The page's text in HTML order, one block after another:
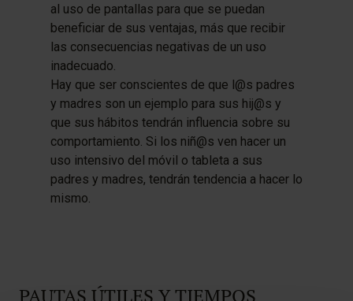
al uso de pantallas para que se puedan
beneficiar de sus ventajas, más que recibir
las consecuencias negativas de un uso
inadecuado.
Hay que ser conscientes de que l@s padres
y madres son un ejemplo para sus hij@s y
que sus hábitos tendrán influencia sobre su
comportamiento. Si los niñ@s ven hacer un
uso intensivo del móvil o tableta a sus
padres y madres, tendrán tendencia a hacer lo
mismo.
PAUTAS ÚTILES Y TIEMPOS